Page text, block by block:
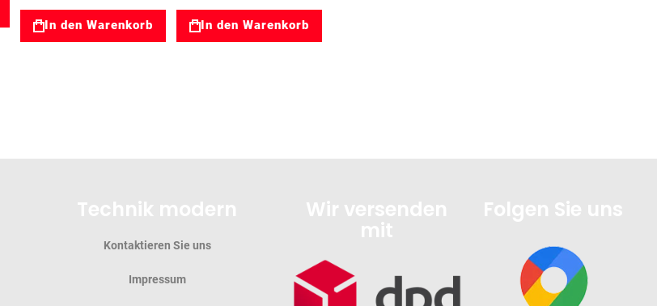
In den Warenkorb In den Warenkorb
Kontaktieren Sie uns
Impressum